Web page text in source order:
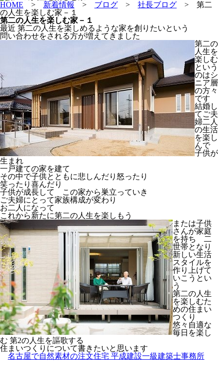
HOME > 新着情報 > ブログ > 社長ブログ > 第二
の人生を楽しむ家－１
第二の人生を楽しむ家－１
最近 第二の人生を楽しめるような家を創りたいという
問い合わせをされる方が増えてきました
第二の
人生を
楽しむ
という
のはシ
ニア層
の方々
です
結婚し
てご夫
婦二人
の生活
を楽し
んで
子供が
生まれ
一戸建ての家を建て
その中で子供とともに悲しんだり怒ったり
笑ったり喜んだり
子供が成長して この家から巣立っていき
ご夫婦にとって家族構成が変わり
お二人になって
これから新たに第二の人生を楽しもう
または子供
さんが家庭
を持ち 二
世帯となり
新しい生活
スタイルを
作り上げて
いこうとい
う
第二の人生
を楽しむた
めの住まい
つくり
悠々自適な
毎日を楽し
む 第2の人生を謳歌する
住まいつくりについて書きたいと思います
名古屋で自然素材の注文住宅 平成建設一級建築士事務所